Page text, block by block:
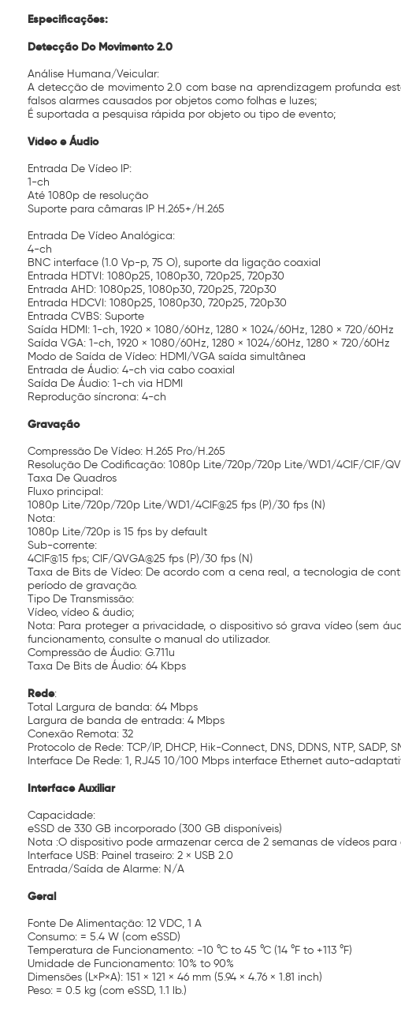
Especificações:
Detecção Do Movimento 2.0
Análise Humana/Veicular:
A detecção de movimento 2.0 com base na aprendizagem profunda
falsos alarmes causados por objetos como folhas e luzes;
É suportada a pesquisa rápida por objeto ou tipo de evento;
Vídeo e Áudio
Entrada De Vídeo IP:
1-ch
Até 1080p de resolução
Suporte para câmaras IP H.265+/H.265
Entrada De Vídeo Analógica:
4-ch
BNC interface (1.0 Vp-p, 75 O), suporte da ligação coaxial
Entrada HDTVI: 1080p25, 1080p30, 720p25, 720p30
Entrada AHD: 1080p25, 1080p30, 720p25, 720p30
Entrada HDCVI: 1080p25, 1080p30, 720p25, 720p30
Entrada CVBS: Suporte
Saída HDMI: 1-ch, 1920 × 1080/60Hz, 1280 × 1024/60Hz, 1280 × 720/60Hz
Saída VGA: 1-ch, 1920 × 1080/60Hz, 1280 × 1024/60Hz, 1280 × 720/60Hz
Modo de Saída de Vídeo: HDMI/VGA saída simultânea
Entrada de Áudio: 4-ch via cabo coaxial
Saída De Áudio: 1-ch via HDMI
Reprodução síncrona: 4-ch
Gravação
Compressão De Vídeo: H.265 Pro/H.265
Resolução De Codificação: 1080p Lite/720p/720p Lite/WD1/4CIF/CIF/
Taxa De Quadros
Fluxo principal:
1080p Lite/720p/720p Lite/WD1/4CIF@25 fps (P)/30 fps (N)
Nota:
1080p Lite/720p is 15 fps by default
Sub-corrente:
4CIF@15 fps; CIF/QVGA@25 fps (P)/30 fps (N)
Taxa de Bits de Vídeo: De acordo com a cena real, a tecnologia de
período de gravação.
Tipo De Transmissão:
Vídeo, vídeo & áudio;
Nota: Para proteger a privacidade, o dispositivo só grava vídeo (sem
funcionamento, consulte o manual do utilizador.
Compressão de Áudio: G.711u
Taxa De Bits de Áudio: 64 Kbps
Rede:
Total Largura de banda: 64 Mbps
Largura de banda de entrada: 4 Mbps
Conexão Remota: 32
Protocolo de Rede: TCP/IP, DHCP, Hik-Connect, DNS, DDNS, NTP, SADP,
Interface De Rede: 1, RJ45 10/100 Mbps interface Ethernet auto-
Interface Auxiliar
Capacidade:
eSSD de 330 GB incorporado (300 GB disponíveis)
Nota :O dispositivo pode armazenar cerca de 2 semanas de vídeos
Interface USB: Painel traseiro: 2 × USB 2.0
Entrada/Saída de Alarme: N/A
Geral
Fonte De Alimentação: 12 VDC, 1 A
Consumo: = 5.4 W (com eSSD)
Temperatura de Funcionamento: -10 °C to 45 °C (14 °F to +113 °F)
Umidade de Funcionamento: 10% to 90%
Dimensões (L×P×A): 151 × 121 × 46 mm (5.94 × 4.76 × 1.81 inch)
Peso: = 0.5 kg (com eSSD, 1.1 lb.)